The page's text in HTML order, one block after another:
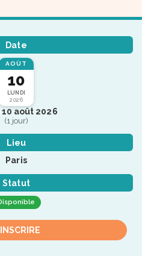
Date
AOÛT
10
LUNDI
2026
10 août 2026
(1 jour)
Lieu
Paris
Statut